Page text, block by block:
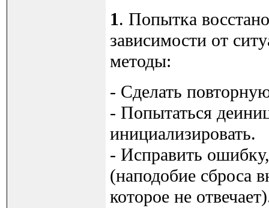
1. Попытка
зависимости от
методы:
- Сделать
- Попытаться
инициализировать.
- Исправить
(наподобие сброса
которое не